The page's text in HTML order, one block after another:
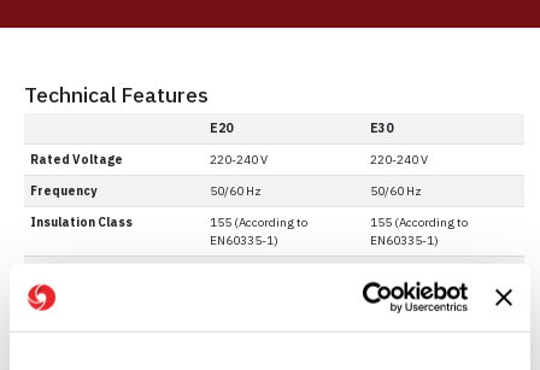
Technical Features
E20
E30
Rated Voltage
220-240 V
220-240 V
Frequency
50/60 Hz
50/60 Hz
Insulation Class
155 (According to
EN60335-1)
155 (According to
EN60335-1)
Rated Power
175 W
Torque at best eff. point
0,263 Nm
0,33 Nm